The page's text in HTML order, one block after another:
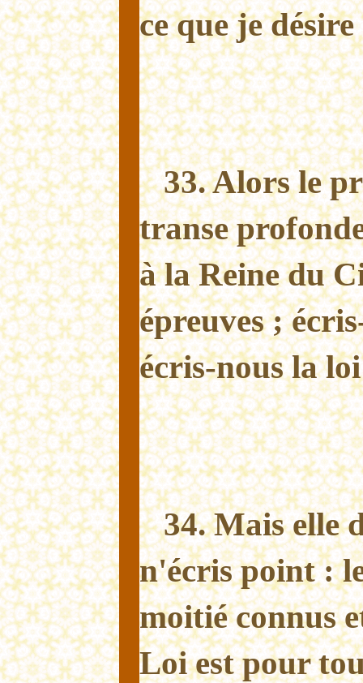
ce que je
33. Alors le
transe
à la Reine du
épreuves ;
écris-nous la
34. Mais elle
n'écris point :
moitié connus
Loi est pour